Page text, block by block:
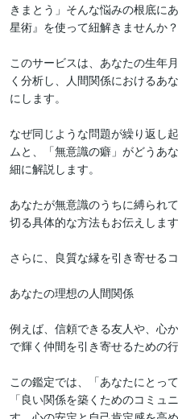
きまとう」そんな悩みの根底に
星術』を使って紐解きませんか？
このサービスは、あなたの生年
く分析し、人間関係におけるあ
にします。
なぜ同じような問題が繰り返し
ムと、「無意識の癖」がどうあ
細に解説します。
あなたが無意識のうちに縛られ
切る具体的な方法もお伝えします
さらに、良質な縁を引き寄せる
あなたの理想の人間関係
例えば、信頼できる友人や、心
で輝く仲間を引き寄せるための
この鑑定では、「あなたにとっ
「良い関係を築くためのコミュ